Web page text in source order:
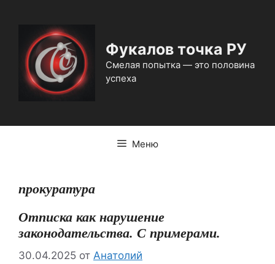
содержимому
Фукалов точка РУ
Смелая попытка — это половина
успеха
Меню
прокуратура
Отписка как нарушение
законодательства. С примерами.
30.04.2025 от Анатолий